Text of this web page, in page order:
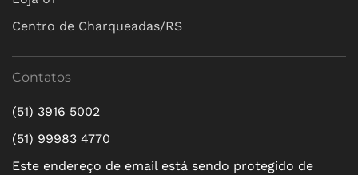
Centro de Charqueadas/RS
Contatos
(51) 3916 5002
(51) 99983 4770
Este endereço de email está sendo protegido de